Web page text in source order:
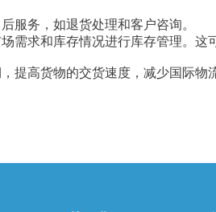
服务，如退货处理和客户咨询。
需求和库存情况进行库存管理。这
提高货物的交货速度，减少国际